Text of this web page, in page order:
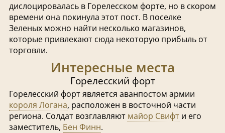
дислоцировалась в Горелесском форте, но в скором
времени она покинула этот пост. В поселке
Зеленых можно найти несколько магазинов,
которые привлекают сюда некоторую прибыль от
торговли.
Интересные места
Горелесский форт
Горелесский форт является аванпостом армии
короля Логана, расположен в восточной части
региона. Солдат возглавляют майор Свифти его
заместитель, Бен Финн.